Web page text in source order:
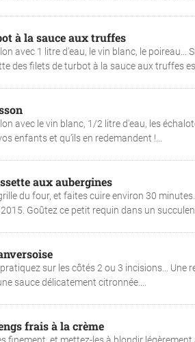
à la sauce aux truffes
avec 1 litre d'eau, le vin blanc, le poireau...
des filets de turbot à la sauce aux truffes
avec le vin blanc, 1/2 litre d'eau, les
enfants et qu’ils en redemandent !...
aux aubergines
du four, et faites cuire environ 30
Goûtez ce petit requin dans un
sur les côtés 2 ou 3 incisions... Une
sauce délicatement citronnée....
frais à la crème